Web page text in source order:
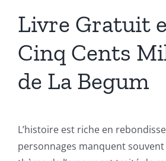
Livre Gratuit
Cinq Cents
de La Begum
L’histoire est riche en
personnages manquent souvent